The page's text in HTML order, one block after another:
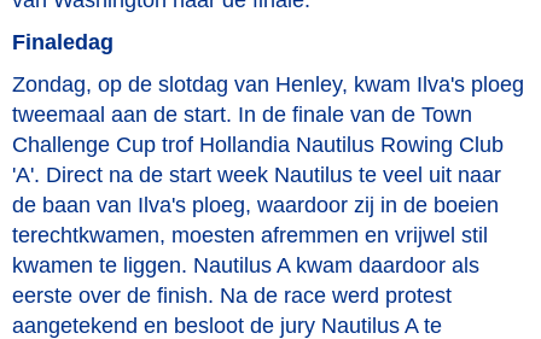
Finaledag
Zondag, op de slotdag van Henley, kwam Ilva's ploeg
tweemaal aan de start. In de finale van de Town
Challenge Cup trof Hollandia Nautilus Rowing Club
'A'. Direct na de start week Nautilus te veel uit naar
de baan van Ilva's ploeg, waardoor zij in de boeien
terechtkwamen, moesten afremmen en vrijwel stil
kwamen te liggen. Nautilus A kwam daardoor als
eerste over de finish. Na de race werd protest
aangetekend en besloot de jury Nautilus A te